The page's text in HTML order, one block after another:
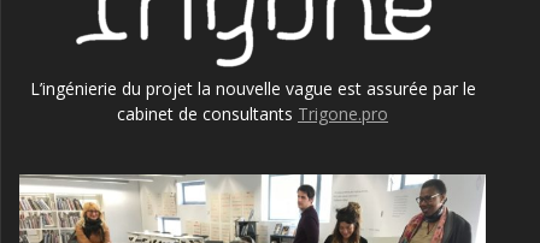
L’ingénierie du projet la nouvelle vague est assurée par le
cabinet de consultants Trigone.pro